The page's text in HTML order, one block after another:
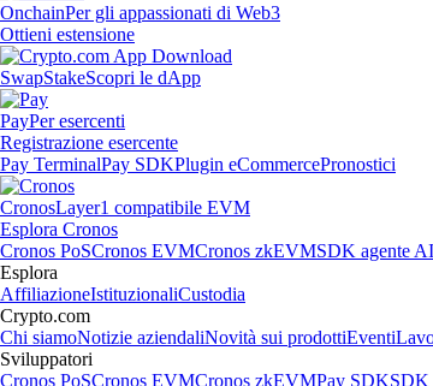
OnchainPer gli appassionati di Web3
Ottieni estensione
SwapStakeScopri le dApp
PayPer esercenti
Registrazione esercente
Pay TerminalPay SDKPlugin eCommercePronostici
CronosLayer1 compatibile EVM
Esplora Cronos
Cronos PoSCronos EVMCronos zkEVMSDK agente AI
Esplora
AffiliazioneIstituzionaliCustodia
Crypto.com
Chi siamoNotizie aziendaliNovità sui prodottiEventi
Sviluppatori
Cronos PoSCronos EVMCronos zkEVMPay SDKSDK